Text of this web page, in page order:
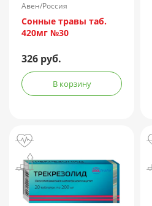
Авен/Россия
Сонные травы таб.
420мг №30
326 руб.
В корзину